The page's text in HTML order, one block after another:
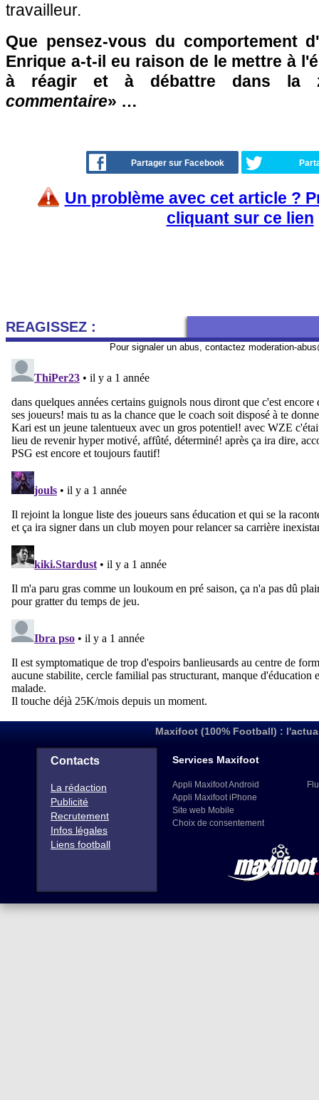
travailleur.
Que pensez-vous du comportement
Enrique a-t-il eu raison de le mettre à
à réagir et à débattre dans la
commentaire» …
Partager sur Facebook
Un problème avec cet article ?
cliquant sur ce lien
REAGISSEZ :
Pour signaler un abus, contactez moderation-
Maxifoot (100% Football) :
Contacts
La rédaction
Publicité
Recrutement
Infos légales
Liens football
Services Maxifoot
Appli Maxifoot Android
Appli Maxifoot iPhone
Site web Mobile
Choix de consentement